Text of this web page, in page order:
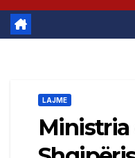
LAJME
Ministria